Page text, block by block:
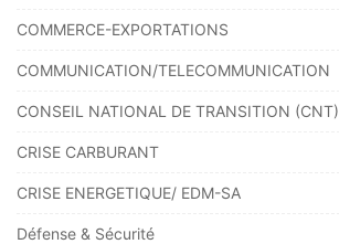
COMMERCE-EXPORTATIONS
COMMUNICATION/TELECOMMUNICATION
CONSEIL NATIONAL DE TRANSITION (CNT)
CRISE CARBURANT
CRISE ENERGETIQUE/ EDM-SA
Défense & Sécurité